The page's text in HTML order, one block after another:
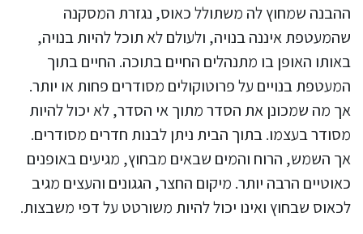
ההבנה שמחוץ לה משתולל כאוס, נגזרת המסקנה
שהמעטפת איננה בנויה, ולעולם לא תוכל להיות בנויה,
באותו האופן בו מתנהלים החיים בתוכה. החיים בתוך
המעטפת בנויים על פרוטוקולים מסודרים פחות או יותר.
אך מה שמכונן את הסדר מתוך אי הסדר, לא יכול להיות
מסודר בעצמו. בתוך הבית ניתן לבנות חדרים מסודרים.
אך השמש, הרוח והמים שבאים מבחוץ, מגיעים באופנים
כאוטיים הרבה יותר. מיקום החצר, הגגונים והעצים מגיב
לכאוס שבחוץ ואינו יכול להיות משורטט על דפי משבצות.